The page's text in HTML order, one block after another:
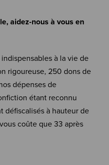
aidez-nous à vous en
à la vie de
rigoureuse, 250 dons de
dépenses de
étant reconnu
défiscalisés à hauteur de
coûte que 33 après